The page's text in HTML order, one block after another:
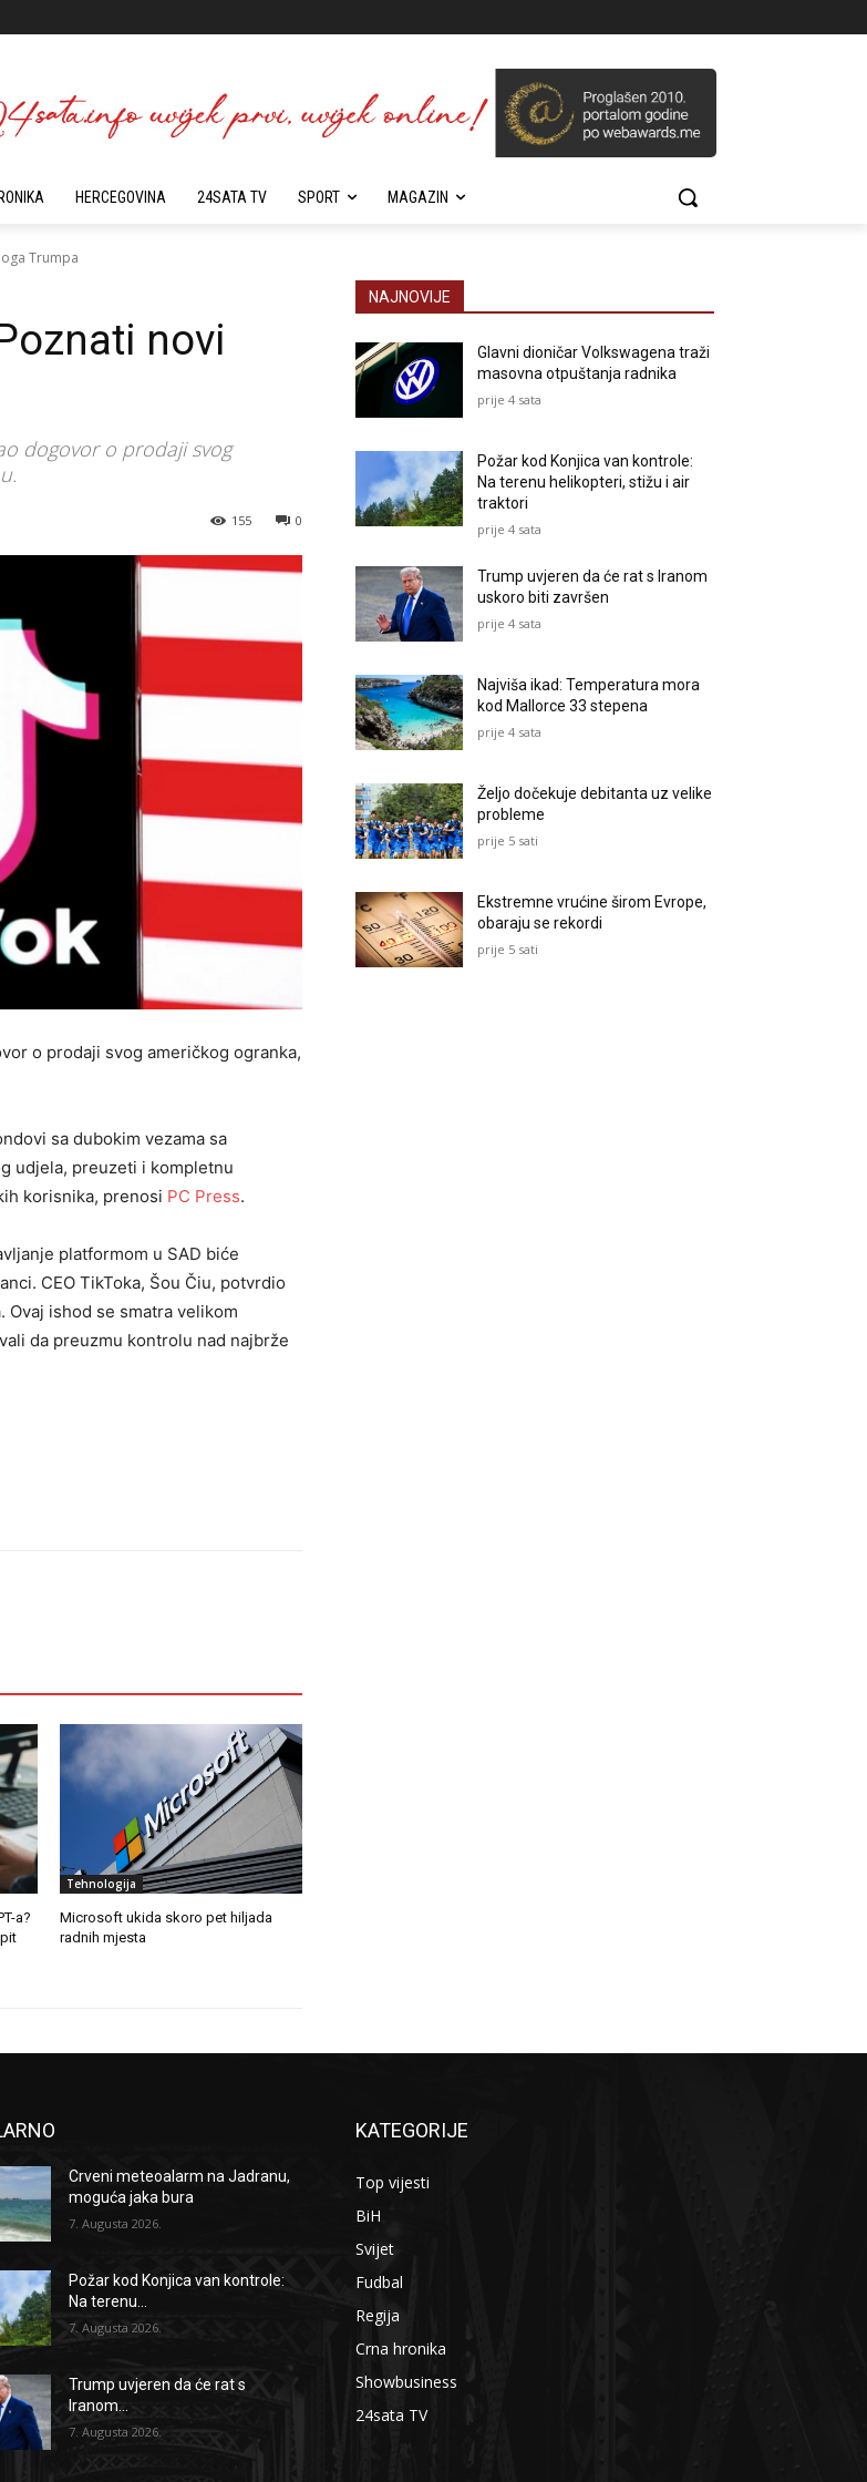
HERCEGOVINA 24SATA TV SPORT MAGAZIN
Trumpa
novi
dogovor o prodaji svog
0
155
o prodaji svog američkog ogranka,
sa dubokim vezama sa
udjela, preuzeti i kompletnu
korisnika, prenosi PC Press.
platformom u SAD biće
CEO TikToka, Šou Čiu, potvrdio
ishod se smatra velikom
da preuzmu kontrolu nad najbrže
a?
Tehnologija
Microsoft ukida skoro pet hiljada
radnih mjesta
NAJNOVIJE
Glavni dioničar Volkswagena traži
masovna otpuštanja radnika
prije 4 sata
Požar kod Konjica van kontrole:
Na terenu helikopteri, stižu i air
traktori
prije 4 sata
Trump uvjeren da će rat s Iranom
uskoro biti završen
prije 4 sata
Najviša ikad: Temperatura mora
kod Mallorce 33 stepena
prije 4 sata
Željo dočekuje debitanta uz velike
probleme
prije 5 sati
Ekstremne vrućine širom Evrope,
obaraju se rekordi
prije 5 sati
Crveni meteoalarm na Jadranu,
moguća jaka bura
7. Augusta 2026.
Požar kod Konjica van kontrole:
Na terenu...
7. Augusta 2026.
Trump uvjeren da će rat s
Iranom...
7. Augusta 2026.
KATEGORIJE
Top vijesti
BiH
Svijet
Fudbal
Regija
Crna hronika
Showbusiness
24sata TV